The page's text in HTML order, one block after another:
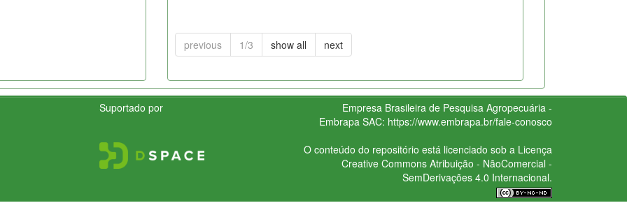
previous 1/3 show all next
Suportado por
Empresa Brasileira de Pesquisa Agropecuária -
Embrapa SAC: https://www.embrapa.br/fale-conosco
O conteúdo do repositório está licenciado sob a Licença
Creative CommonsAtribuição - NãoComercial -
SemDerivações 4.0 Internacional.